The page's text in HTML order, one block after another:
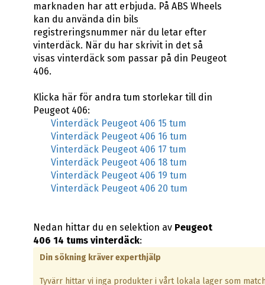
marknaden har att erbjuda. På ABS Wheels
kan du använda din bils
registreringsnummer när du letar efter
vinterdäck. När du har skrivit in det så
visas vinterdäck som passar på din Peugeot
406.
Klicka här för andra tum storlekar till din
Peugeot 406:
Vinterdäck Peugeot 406 15 tum
Vinterdäck Peugeot 406 16 tum
Vinterdäck Peugeot 406 17 tum
Vinterdäck Peugeot 406 18 tum
Vinterdäck Peugeot 406 19 tum
Vinterdäck Peugeot 406 20 tum
Nedan hittar du en selektion av Peugeot
406 14 tums vinterdäck:
Din sökning kräver experthjälp
Tyvärr hittar vi inga produkter i vårt lokala lager som